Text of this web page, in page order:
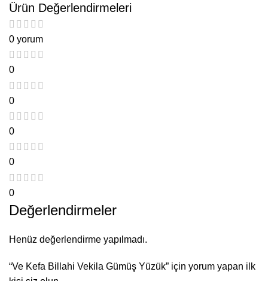
Ürün Değerlendirmeleri
0 yorum
0
0
0
0
0
Değerlendirmeler
Henüz değerlendirme yapılmadı.
“Ve Kefa Billahi Vekila Gümüş Yüzük” için yorum yapan ilk